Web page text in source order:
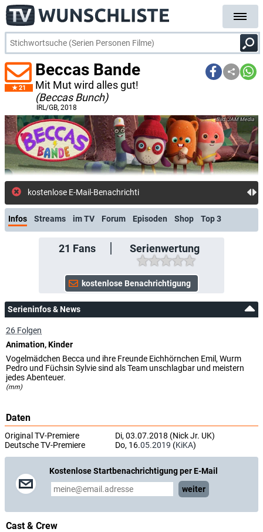
21
Beccas Bande
Mit Mut wird alles gut!
(Beccas Bunch)
IRL/GB, 2018
JAM Media
kostenlose E-Mail-Benachrichtigung bei Streami
Infos Streams im TV Forum Episoden Shop Top 3
21 Fans Serienwertung
Serieninfos & News
26 Folgen
Animation, Kinder
Vogelmädchen Becca und ihre Freunde Eichhörnchen Emil, Wurm
Pedro und Füchsin Sylvie sind als Team unschlagbar und meistern
jedes Abenteuer.
(mm)
Daten
Original TV-Premiere
Di, 03.07.2018 (Nick Jr. UK)
Deutsche TV-Premiere
Do, 16.05.2019 (KiKA)
Kostenlose Startbenachrichtigung per E-Mail
weiter
Cast & Crew